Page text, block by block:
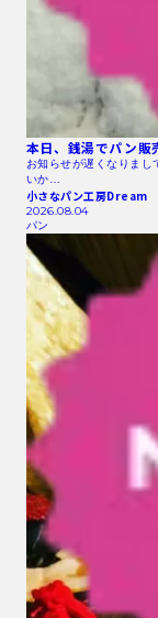
本日、銭湯でパン販
お知らせが遅くなりまし
いか…
小さなパン工房Dream
2026.08.04
パン